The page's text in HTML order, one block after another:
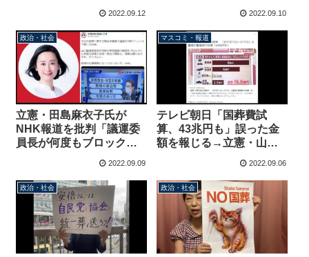
送」は誤り、発送時期の
2022.09.12
を締め付けられる。国外
なって対応するのが日本
の懐ではないか」
2022.09.10
政治・社会
立憲・田島麻衣子氏が
NHK報道を批判「議運委
員長が何度もブロックし
権の広報機関となってな
いか」→質問ブロックの
事実なし
2022.09.09
マスコミ・報道
テレビ朝日「国葬費試
算、43兆円も」誤った金
額を報じる→立憲・山井
2022.09.06
政治・社会 政治・社会